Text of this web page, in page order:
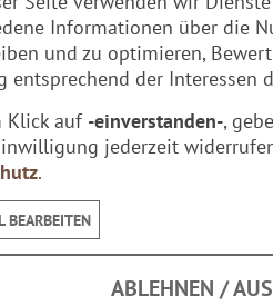
besten Materialienvon Hand
& machen jedes Messer
Informationen über die
und zu optimieren,
entsprechend der Interessen
Klick auf -einverstanden-,
jederzeit
.
BEARBEITEN
ABLEHNEN /